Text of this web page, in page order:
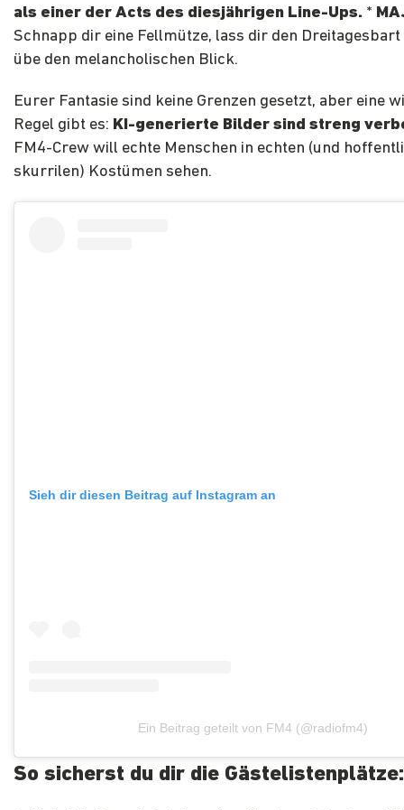
als einer der Acts des diesjährigen Line-Ups. *
Schnapp dir eine Fellmütze, lass dir den Dreitagesbart
übe den melancholischen Blick.
Eurer Fantasie sind keine Grenzen gesetzt, aber eine
Regel gibt es: KI-generierte Bilder sind streng
FM4-Crew will echte Menschen in echten (und
skurrilen) Kostümen sehen.
Sieh dir diesen Beitrag auf Instagram an
Ein Beitrag geteilt von FM4 (@radiofm4)
So sicherst du dir die Gästelistenplätze: